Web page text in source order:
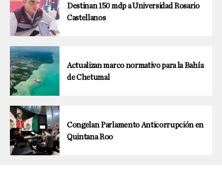
Destinan 150 mdp a Universidad Rosario
Castellanos
Actualizan marco normativo para la Bahía
de Chetumal
Congelan Parlamento Anticorrupción en
Quintana Roo